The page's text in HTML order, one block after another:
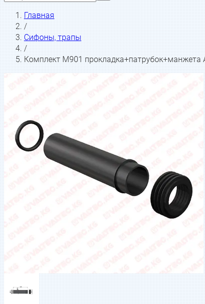
Главная
/
Сифоны, трапы
/
Комплект M901 прокладка+патрубок+манжета